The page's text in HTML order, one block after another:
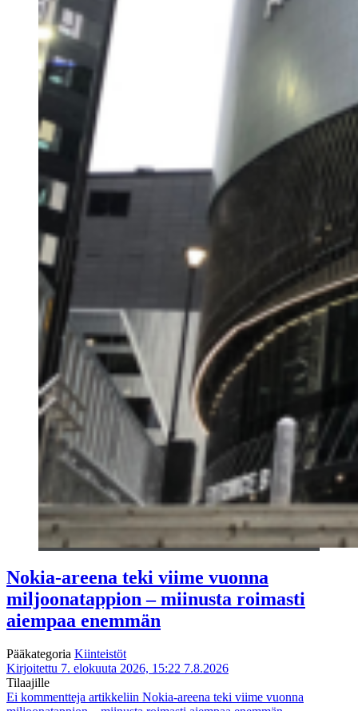
Nokia-areena teki viime vuonna
miljoonatappion – miinusta roimasti
aiempaa enemmän
Pääkategoria Kiinteistöt
Kirjoitettu 7. elokuuta 2026, 15:22 7.8.2026
Tilaajille
Ei kommentteja artikkeliin Nokia-areena teki viime vuonna